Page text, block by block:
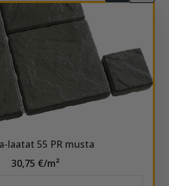
laatat 55 PR musta
30,75 €/m²